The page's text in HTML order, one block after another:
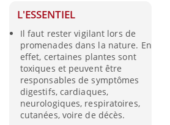
L'ESSENTIEL
Il faut rester vigilant lors de
promenades dans la nature. En
effet, certaines plantes sont
toxiques et peuvent être
responsables de symptômes
digestifs, cardiaques,
neurologiques, respiratoires,
cutanées, voire de décès.